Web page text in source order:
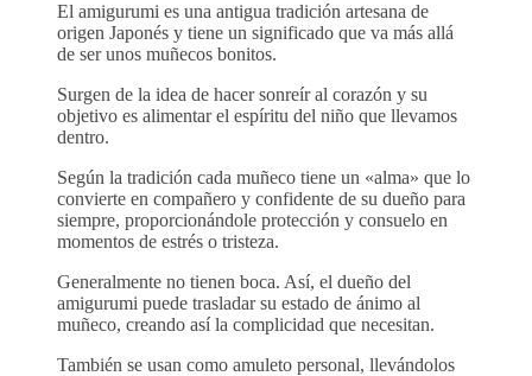
El amigurumi es una antigua tradición artesana de
origen Japonés y tiene un significado que va más allá
de ser unos muñecos bonitos.
Surgen de la idea de hacer sonreír al corazón y su
objetivo es alimentar el espíritu del niño que llevamos
dentro.
Según la tradición cada muñeco tiene un «alma» que lo
convierte en compañero y confidente de su dueño para
siempre, proporcionándole protección y consuelo en
momentos de estrés o tristeza.
Generalmente no tienen boca. Así, el dueño del
amigurumi puede trasladar su estado de ánimo al
muñeco, creando así la complicidad que necesitan.
También se usan como amuleto personal, llevándolos